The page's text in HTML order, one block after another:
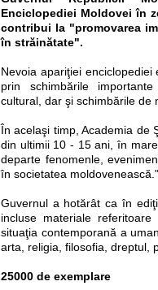
Enciclopediei Moldovei în
contribui la "promovarea
în străinătate".
Nevoia apariţiei
prin schimbările
cultural, dar şi schimbările de
În acelaşi timp, Academia de
din ultimii 10 - 15 ani, în
departe fenomenle,
în societatea moldovenească."
Guvernul a hotărât ca în
incluse materiale
situaţia contemporană a
arta, religia, filosofia, dreptul,
25000 de exemplare